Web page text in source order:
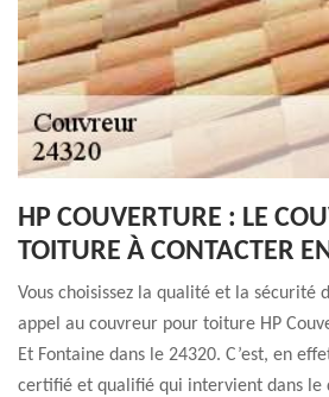
HP COUVERTURE : LE
TOITURE À CONTACTER
Vous choisissez la qualité et la sécurité
appel au couvreur pour toiture HP
Et Fontaine dans le 24320. C’est, en
certifié et qualifié qui intervient dans le